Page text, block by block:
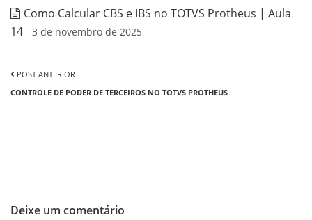
Como Calcular CBS e IBS no TOTVS Protheus | Aula
14 - 3 de novembro de 2025
POST ANTERIOR
CONTROLE DE PODER DE TERCEIROS NO TOTVS PROTHEUS
Deixe um comentário